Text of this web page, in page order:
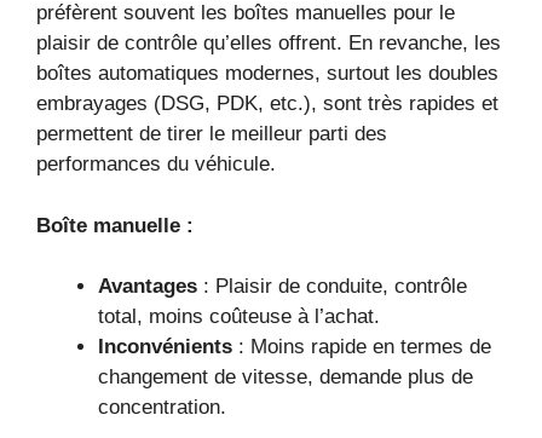
préfèrent souvent les boîtes manuelles pour le
plaisir de contrôle qu’elles offrent. En revanche, les
boîtes automatiques modernes, surtout les doubles
embrayages (DSG, PDK, etc.), sont très rapides et
permettent de tirer le meilleur parti des
performances du véhicule.
Boîte manuelle :
Avantages : Plaisir de conduite, contrôle
total, moins coûteuse à l’achat.
Inconvénients : Moins rapide en termes de
changement de vitesse, demande plus de
concentration.